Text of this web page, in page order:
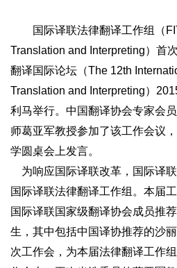
国际译联法律翻译工作组（
Translation and Interpreting）首
翻译国际论坛（The 12th
Translation and Interpreting）
利马举行。中国翻译协会专家会
师葛亚军教授参加了该工作会议
学圆桌会上发言。
为响应国际译联改革，国际译
国际译联法律翻译工作组。本届
国际译联国家级翻译协会成员推
生，其中包括中国译协推荐的沙
次工作会，为本届法律翻译工作